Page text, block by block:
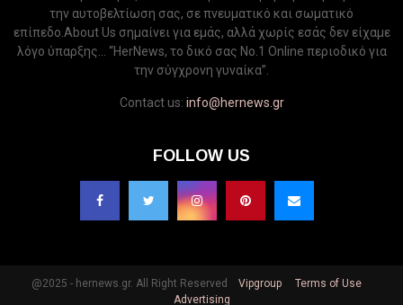
την αυτοβελτίωση σας, σε πνευματικό και σωματικό
επίπεδο.About Us σημαίνει για εμάς, αλλά χωρίς εσάς δεν είχαμε
λόγο ύπαρξης... “HerNews, το δικό σας Νo.1 Online περιοδικό για
την σύγχρονη γυναίκα”.
Contact us: info@hernews.gr
FOLLOW US
@2025 - hernews.gr. All Right Reserved Vipgroup
Terms of Use
Advertising